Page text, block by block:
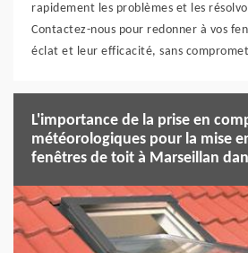
rapidement les problèmes et les
Contactez-nous pour redonner à vos
éclat et leur efficacité, sans
L'importance de la prise en
météorologiques pour la mise
fenêtres de toit à Marseillan